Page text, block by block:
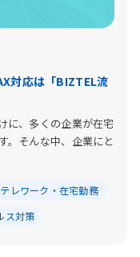
対応は「BIZTEL流
に、多くの企業が在宅
。そんな中、企業にと
テレワーク・在宅勤務
ス対策